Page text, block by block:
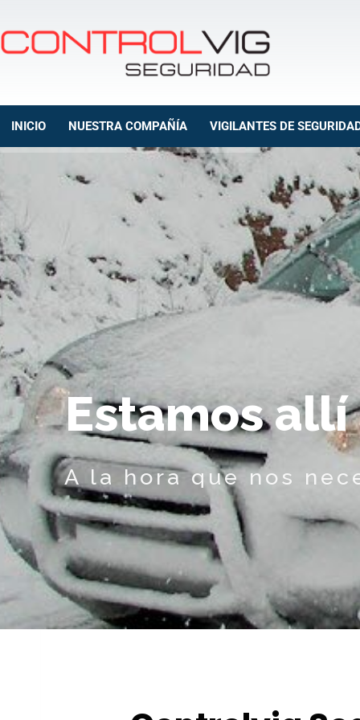
INICIO NUESTRA COMPAÑÍA VIGILANTES DE
Estamos allí
A la hora que nos